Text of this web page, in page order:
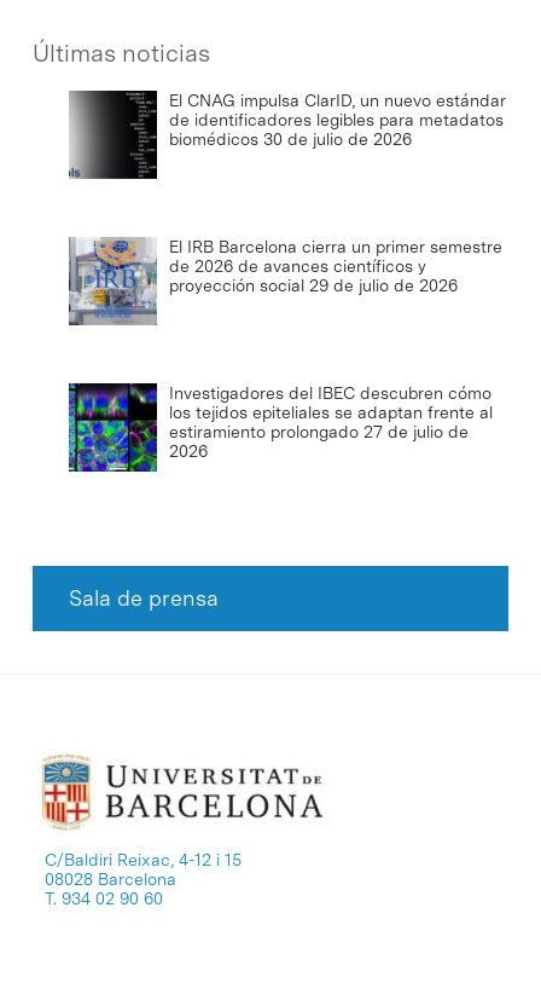
Últimas noticias
El CNAG impulsa ClarID, un nuevo estándar
de identificadores legibles para metadatos
biomédicos 30 de julio de 2026
El IRB Barcelona cierra un primer semestre
de 2026 de avances científicos y
proyección social 29 de julio de 2026
Investigadores del IBEC descubren cómo
los tejidos epiteliales se adaptan frente al
estiramiento prolongado 27 de julio de
2026
Sala de prensa
C/Baldiri Reixac, 4-12 i 15
08028 Barcelona
T. 934 02 90 60